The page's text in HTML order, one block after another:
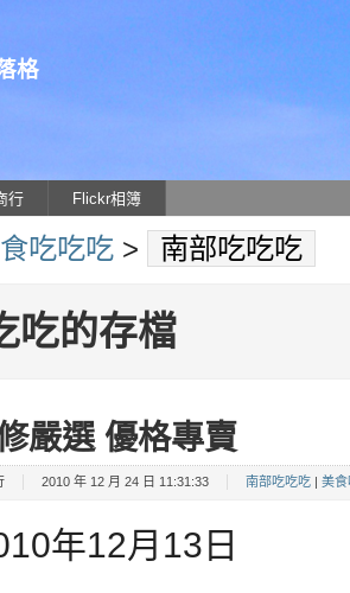
格
行 Flickr相簿
吃吃吃 > 南部吃吃吃
吃的存檔
嚴選 優格專賣
2010 年 12 月 24 日 11:31:33 南部吃吃吃 美食
年12月13日